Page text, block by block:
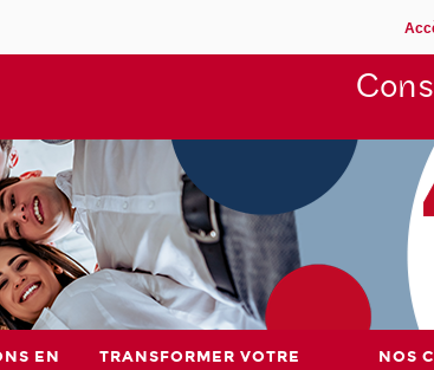
EN
TRANSFORMER VOTRE
NOS